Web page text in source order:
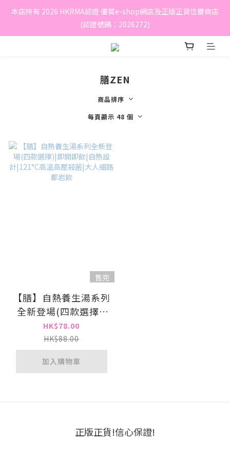
本店持有 2026 HKRMA認證 優質e-shop網店及正版正貨信譽商店
(認證號碼：2026272)
膳ZEN
商品排序
每頁顯示 48 個
售完
【膳】自熱養生湯系列
全新登場(四款選擇)|
即開即飲|自熱設
計|121°C高溫高壓殺
菌|大人細路都岩飲
HK$78.00
HK$88.00
加入購物車
正版正貨!信心保證!